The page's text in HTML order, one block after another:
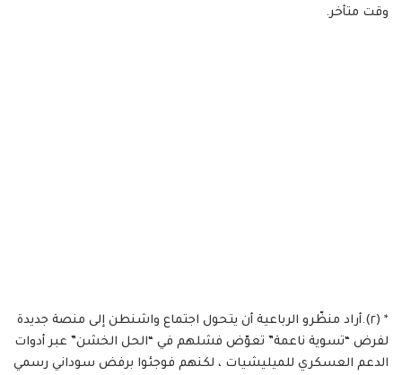
وقت متأخر.
* (٢).أراد منظّرو الرباعية أن يتحول اجتماع واشنطن إلى منصة جديدة
لفرض “تسوية ناعمة” تعوّض فشلهم في “الحل الخشن” عبر أدوات
الدعم العسكري للميليشيات ، لكنهم فوجئوا برفض سوداني رسمي